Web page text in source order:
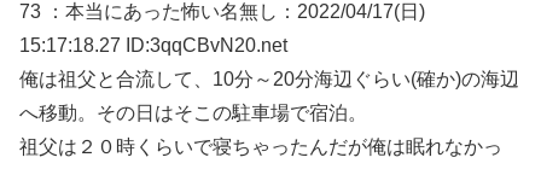
73 ：本当にあった怖い名無し：2022/04/17(日)
15:17:18.27 ID:3qqCBvN20.net
俺は祖父と合流して、10分～20分海辺ぐらい(確か)の海辺
へ移動。その日はそこの駐車場で宿泊。
祖父は２０時くらいで寝ちゃったんだが俺は眠れなかっ